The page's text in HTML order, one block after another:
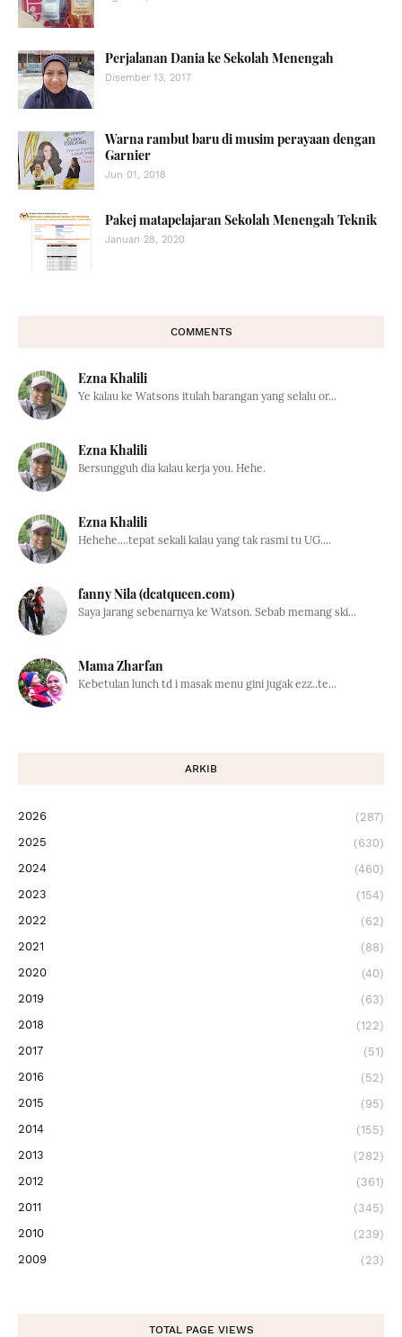
Perjalanan Dania ke Sekolah Menengah
Disember 13, 2017
Warna rambut baru di musim perayaan dengan
Garnier
Jun 01, 2018
Pakej matapelajaran Sekolah Menengah Teknik
Januari 28, 2020
COMMENTS
Ezna Khalili
Ye kalau ke Watsons itulah barangan yang selalu or...
Ezna Khalili
Bersungguh dia kalau kerja you. Hehe.
Ezna Khalili
Hehehe....tepat sekali kalau yang tak rasmi tu UG....
fanny Nila (dcatqueen.com)
Saya jarang sebenarnya ke Watson. Sebab memang ski...
Mama Zharfan
Kebetulan lunch td i masak menu gini jugak ezz..te...
ARKIB
2026
(287)
2025
(630)
2024
(460)
2023
(154)
2022
(62)
2021
(88)
2020
(40)
2019
(63)
2018
(122)
2017
(51)
2016
(52)
2015
(95)
2014
(155)
2013
(282)
2012
(361)
2011
(345)
2010
(239)
2009
(23)
TOTAL PAGE VIEWS